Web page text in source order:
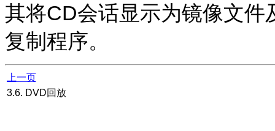
其将CD会话显示为镜像文件
复制程序。
上一页
3.6. DVD回放